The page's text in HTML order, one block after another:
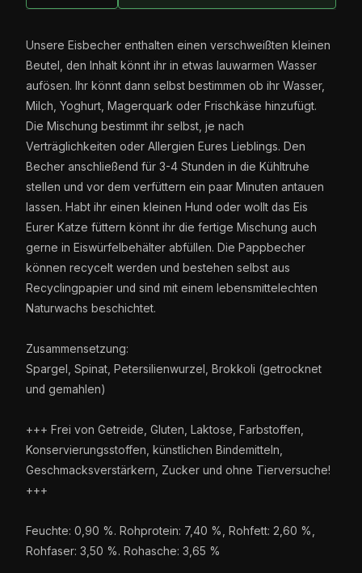
Unsere Eisbecher enthalten einen verschweißten kleinen
Beutel, den Inhalt könnt ihr in etwas lauwarmen Wasser
aufösen. Ihr könnt dann selbst bestimmen ob ihr Wasser,
Milch, Yoghurt, Magerquark oder Frischkäse hinzufügt.
Die Mischung bestimmt ihr selbst, je nach
Verträglichkeiten oder Allergien Eures Lieblings. Den
Becher anschließend für 3-4 Stunden in die Kühltruhe
stellen und vor dem verfüttern ein paar Minuten antauen
lassen. Habt ihr einen kleinen Hund oder wollt das Eis
Eurer Katze füttern könnt ihr die fertige Mischung auch
gerne in Eiswürfelbehälter abfüllen. Die Pappbecher
können recycelt werden und bestehen selbst aus
Recyclingpapier und sind mit einem lebensmittelechten
Naturwachs beschichtet.
Zusammensetzung:
Spargel, Spinat, Petersilienwurzel, Brokkoli (getrocknet
und gemahlen)
+++ Frei von Getreide, Gluten, Laktose, Farbstoffen,
Konservierungsstoffen, künstlichen Bindemitteln,
Geschmacksverstärkern, Zucker und ohne Tierversuche!
+++
Feuchte: 0,90 %. Rohprotein: 7,40 %, Rohfett: 2,60 %,
Rohfaser: 3,50 %. Rohasche: 3,65 %